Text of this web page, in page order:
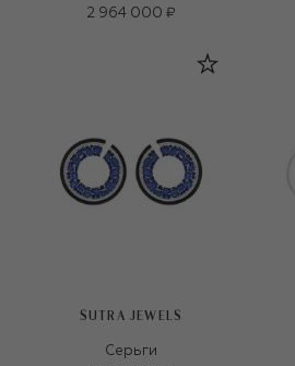
2 964 000 ₽
SUTRA JEWELS
Серьги